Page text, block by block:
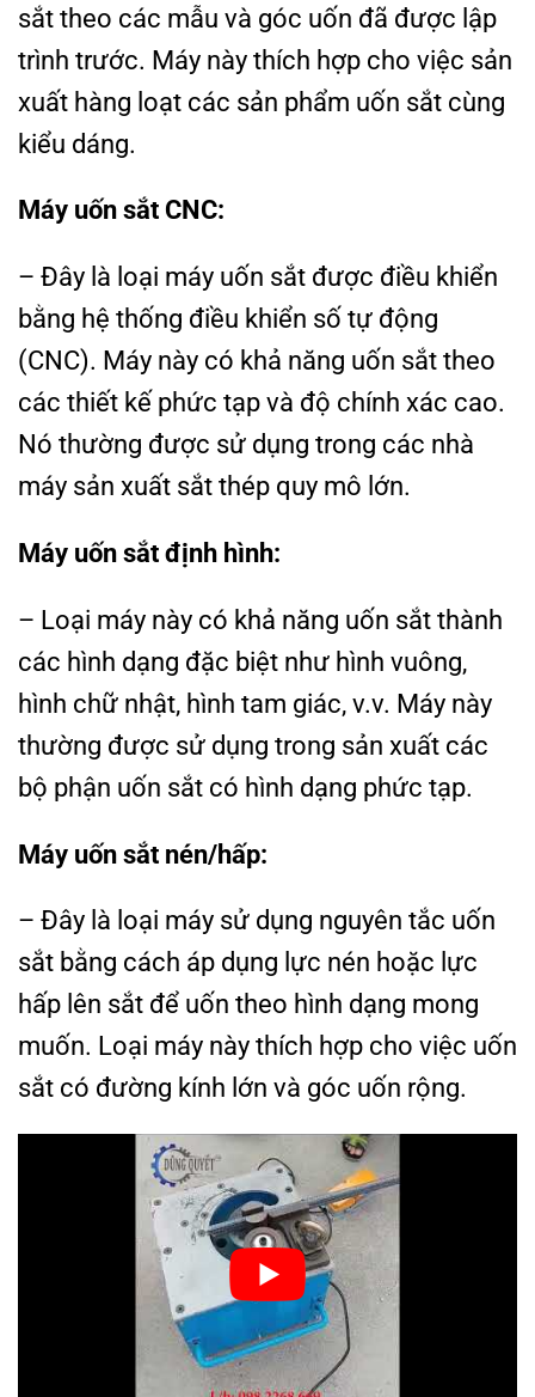
sắt theo các mẫu và góc uốn đã được lập
trình trước. Máy này thích hợp cho việc sản
xuất hàng loạt các sản phẩm uốn sắt cùng
kiểu dáng.
Máy uốn sắt CNC:
– Đây là loại máy uốn sắt được điều khiển
bằng hệ thống điều khiển số tự động
(CNC). Máy này có khả năng uốn sắt theo
các thiết kế phức tạp và độ chính xác cao.
Nó thường được sử dụng trong các nhà
máy sản xuất sắt thép quy mô lớn.
Máy uốn sắt định hình:
– Loại máy này có khả năng uốn sắt thành
các hình dạng đặc biệt như hình vuông,
hình chữ nhật, hình tam giác, v.v. Máy này
thường được sử dụng trong sản xuất các
bộ phận uốn sắt có hình dạng phức tạp.
Máy uốn sắt nén/hấp:
– Đây là loại máy sử dụng nguyên tắc uốn
sắt bằng cách áp dụng lực nén hoặc lực
hấp lên sắt để uốn theo hình dạng mong
muốn. Loại máy này thích hợp cho việc uốn
sắt có đường kính lớn và góc uốn rộng.